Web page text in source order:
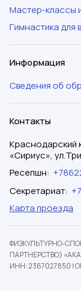
Мастер-классы
Гимнастика для
Информация
Сведения об
Контакты
Краснодарский
«Сириус»,
Ресепшн:
Секретариат:
Карта проезда
ФИЗКУЛЬТУРНО-
ПАРТНЕРСТВО)
ИНН: 2367027850 |